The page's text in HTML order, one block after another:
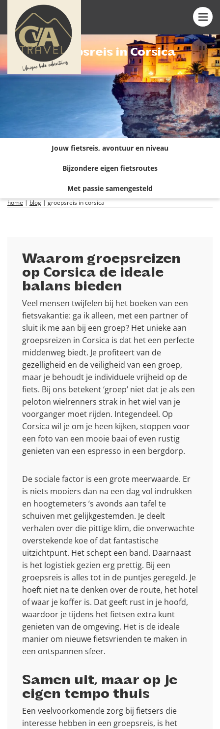
Groepsreis in Corsica
Jouw fietsreis, avontuur en niveau
Bijzondere eigen fietsroutes
Met passie samengesteld
home | blog | groepsreis in corsica
Waarom groepsreizen
op Corsica de ideale
balans bieden
Veel mensen twijfelen bij het boeken van een
fietsvakantie: ga ik alleen, met een partner of
sluit ik me aan bij een groep? Het unieke aan
groepsreizen in Corsica is dat het een perfecte
middenweg biedt. Je profiteert van de
gezelligheid en de veiligheid van een groep,
maar je behoudt je individuele vrijheid op de
fiets. Bij ons betekent ‘groep’ niet dat je als een
peloton wielrenners strak in het wiel van je
voorganger moet rijden. Integendeel. Op
Corsica wil je om je heen kijken, stoppen voor
een foto van een mooie baai of even rustig
genieten van een espresso in een bergdorp.
De sociale factor is een grote meerwaarde. Er
is niets mooiers dan na een dag vol indrukken
en hoogtemeters ’s avonds aan tafel te
schuiven met gelijkgestemden. Je deelt
verhalen over die pittige klim, die onverwachte
overstekende koe of dat fantastische
uitzichtpunt. Het schept een band. Daarnaast
is het logistiek gezien erg prettig. Bij een
groepsreis is alles tot in de puntjes geregeld. Je
hoeft niet na te denken over de route, het hotel
of waar je koffer is. Dat geeft rust in je hoofd,
waardoor je tijdens het fietsen extra kunt
genieten van de omgeving. Het is de ideale
manier om nieuwe fietsvrienden te maken in
een ontspannen sfeer.
Samen uit, maar op je
eigen tempo thuis
Een veelvoorkomende zorg bij fietsers die
interesse hebben in een groepsreis, is het